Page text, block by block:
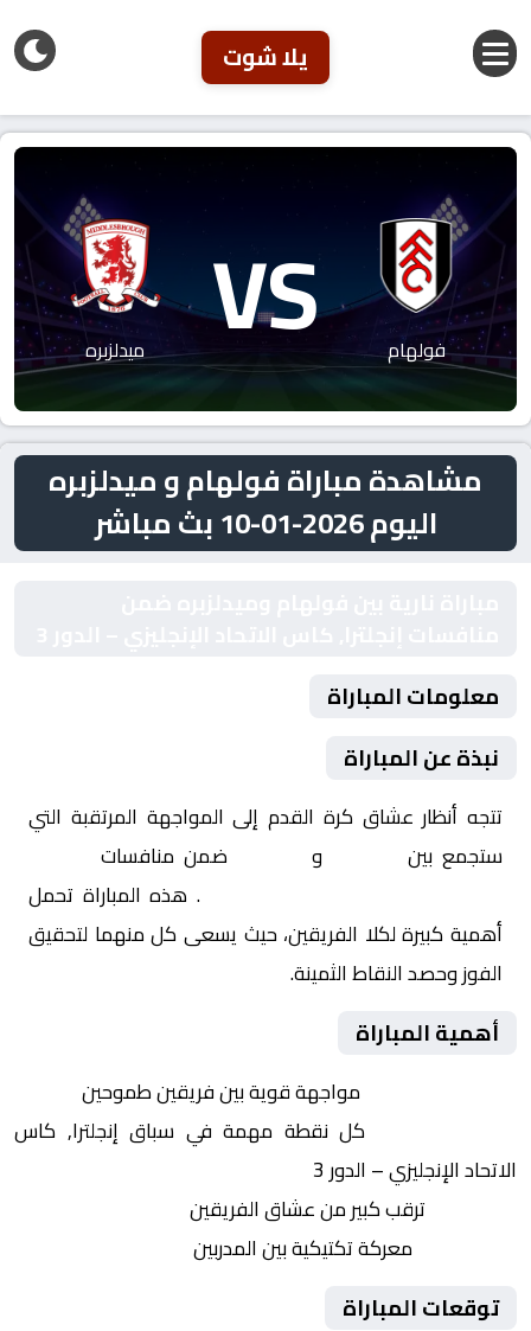
يلا شوت
فولهام VS ميدلزبره
مشاهدة مباراة فولهام و ميدلزبره
اليوم 2026-01-10 بث مباشر
معلومات المباراة
نبذة عن المباراة
تتجه أنظار عشاق كرة القدم إلى المواجهة المرتقبة التي
ستجمع بين
و ضمن منافسات
. هذه المباراة تحمل
أهمية كبيرة لكلا الفريقين، حيث يسعى كل منهما لتحقيق
الفوز وحصد النقاط الثمينة.
أهمية المباراة
مواجهة قوية بين فريقين طموحين
كل نقطة مهمة في سباق إنجلترا, كاس
الاتحاد الإنجليزي – الدور 3
ترقب كبير من عشاق الفريقين
معركة تكتيكية بين المدربين
توقعات المباراة